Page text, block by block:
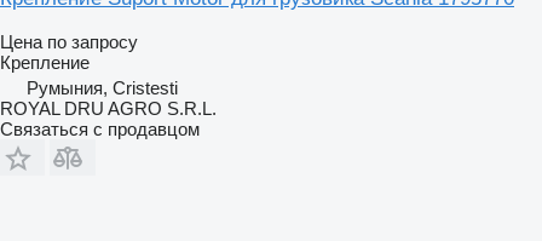
Цена по запросу
Крепление
Румыния, Cristesti
ROYAL DRU AGRO S.R.L.
Связаться с продавцом